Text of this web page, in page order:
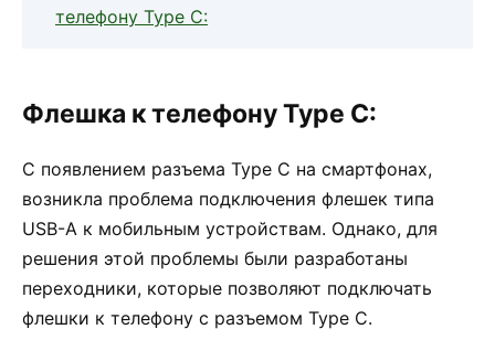
телефону Type C:
Флешка к телефону Type C:
С появлением разъема Type C на смартфонах,
возникла проблема подключения флешек типа
USB-A к мобильным устройствам. Однако, для
решения этой проблемы были разработаны
переходники, которые позволяют подключать
флешки к телефону с разъемом Type C.